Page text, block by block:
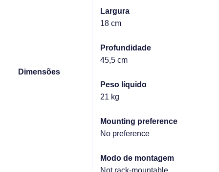
Dimensões
Largura
18 cm
Profundidade
45,5 cm
Peso líquido
21 kg
Mounting preference
No preference
Modo de montagem
Not rack-mountable